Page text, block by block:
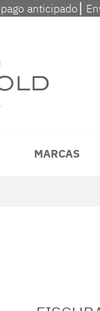
anticipado⎮
MARCAS